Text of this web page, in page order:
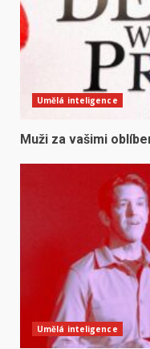
Umělá inteligence
Muži za vašimi
Umělá inteligence